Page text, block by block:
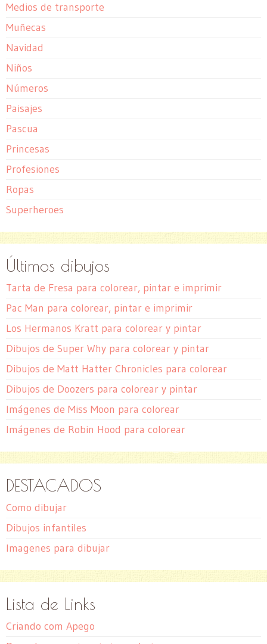
Medios de transporte
Muñecas
Navidad
Niños
Números
Paisajes
Pascua
Princesas
Profesiones
Ropas
Superheroes
Últimos dibujos
Tarta de Fresa para colorear, pintar e imprimir
Pac Man para colorear, pintar e imprimir
Los Hermanos Kratt para colorear y pintar
Dibujos de Super Why para colorear y pintar
Dibujos de Matt Hatter Chronicles para colorear
Dibujos de Doozers para colorear y pintar
Imágenes de Miss Moon para colorear
Imágenes de Robin Hood para colorear
DESTACADOS
Como dibujar
Dibujos infantiles
Imagenes para dibujar
Lista de Links
Criando com Apego